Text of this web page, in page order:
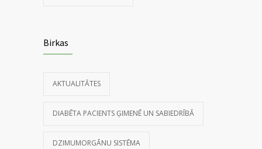
Birkas
AKTUALITĀTES
DIABĒTA PACIENTS ĢIMENĒ UN SABIEDRĪBĀ
DZIMUMORGĀNU SISTĒMA